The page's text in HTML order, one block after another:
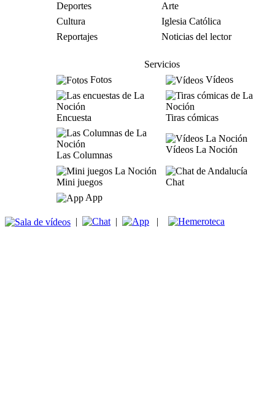
Deportes
Arte
Cultura
Iglesia Católica
Reportajes
Noticias del lector
Servicios
Fotos
Vídeos
Encuesta Tiras cómicas
Las Columnas
Vídeos La Noción
Mini juegos
Chat
App
| | |